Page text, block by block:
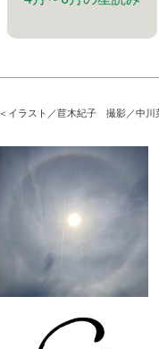
＜イラスト／苣木紀子 撮影／中川